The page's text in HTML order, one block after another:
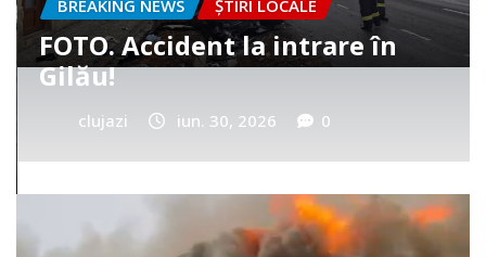
Cum a murit băiețelul din
Vultureni? Era cu tatăl în
cimitir
clujazi iun. 25, 2026 0